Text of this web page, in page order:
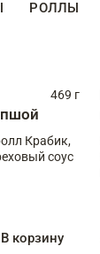
РОЛЛЫ
469 г
Крабик,
соус
В корзину